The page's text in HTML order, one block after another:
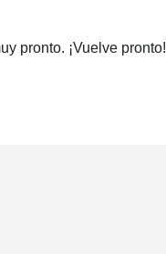
pronto. ¡Vuelve pronto!